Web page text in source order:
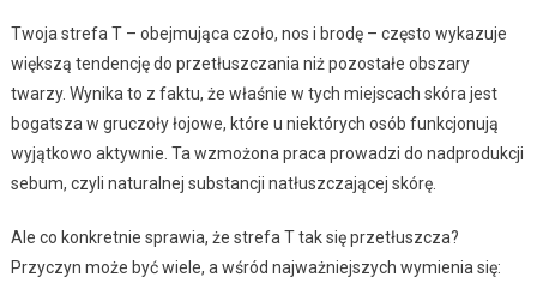
Twoja strefa T – obejmująca czoło, nos i brodę – często wykazuje
większą tendencję do przetłuszczania niż pozostałe obszary
twarzy. Wynika to z faktu, że właśnie w tych miejscach skóra jest
bogatsza w gruczoły łojowe, które u niektórych osób funkcjonują
wyjątkowo aktywnie. Ta wzmożona praca prowadzi do nadprodukcji
sebum, czyli naturalnej substancji natłuszczającej skórę.
Ale co konkretnie sprawia, że strefa T tak się przetłuszcza?
Przyczyn może być wiele, a wśród najważniejszych wymienia się: